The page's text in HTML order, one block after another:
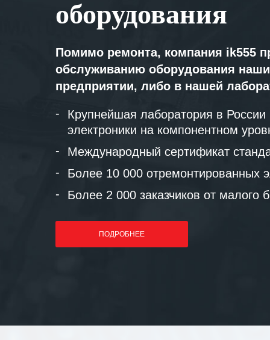
оборудования
Помимо ремонта, компания ik555
обслуживанию оборудования
предприятии, либо в нашей
Крупнейшая лаборатория в
электроники на компонентном
Международный сертификат
Более 10 000 отремонтированных
Более 2 000 заказчиков от малого
ПОДРОБНЕЕ